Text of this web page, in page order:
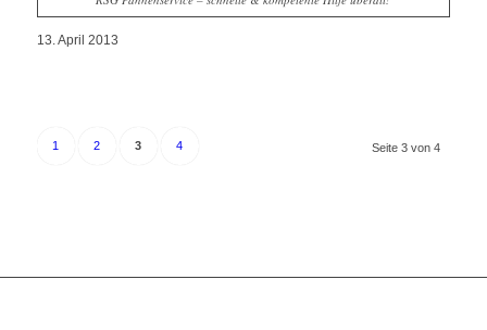
13. April 2013
Seite 3 von 4
1 2 3 4